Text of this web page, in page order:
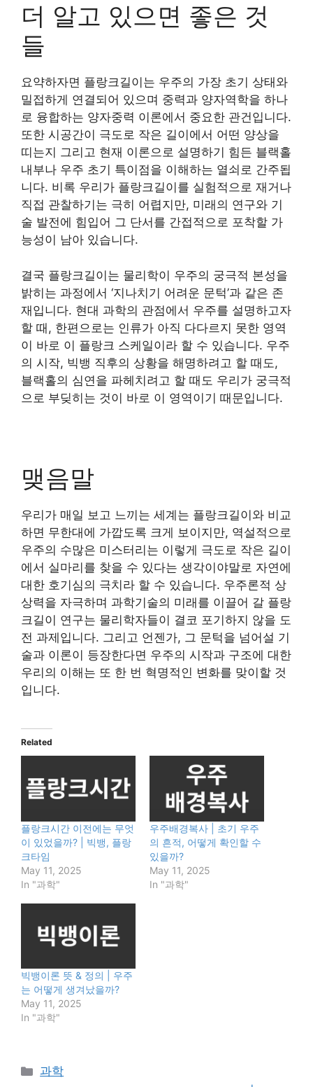
더 알고 있으면 좋은 것
들
요약하자면 플랑크길이는 우주의 가장 초기 상태와
밀접하게 연결되어 있으며 중력과 양자역학을 하나
로 융합하는 양자중력 이론에서 중요한 관건입니다.
또한 시공간이 극도로 작은 길이에서 어떤 양상을
띠는지 그리고 현재 이론으로 설명하기 힘든 블랙홀
내부나 우주 초기 특이점을 이해하는 열쇠로 간주됩
니다. 비록 우리가 플랑크길이를 실험적으로 재거나
직접 관찰하기는 극히 어렵지만, 미래의 연구와 기
술 발전에 힘입어 그 단서를 간접적으로 포착할 가
능성이 남아 있습니다.
결국 플랑크길이는 물리학이 우주의 궁극적 본성을
밝히는 과정에서 ‘지나치기 어려운 문턱’과 같은 존
재입니다. 현대 과학의 관점에서 우주를 설명하고자
할 때, 한편으로는 인류가 아직 다다르지 못한 영역
이 바로 이 플랑크 스케일이라 할 수 있습니다. 우주
의 시작, 빅뱅 직후의 상황을 해명하려고 할 때도,
블랙홀의 심연을 파헤치려고 할 때도 우리가 궁극적
으로 부딪히는 것이 바로 이 영역이기 때문입니다.
맺음말
우리가 매일 보고 느끼는 세계는 플랑크길이와 비교
하면 무한대에 가깝도록 크게 보이지만, 역설적으로
우주의 수많은 미스터리는 이렇게 극도로 작은 길이
에서 실마리를 찾을 수 있다는 생각이야말로 자연에
대한 호기심의 극치라 할 수 있습니다. 우주론적 상
상력을 자극하며 과학기술의 미래를 이끌어 갈 플랑
크길이 연구는 물리학자들이 결코 포기하지 않을 도
전 과제입니다. 그리고 언젠가, 그 문턱을 넘어설 기
술과 이론이 등장한다면 우주의 시작과 구조에 대한
우리의 이해는 또 한 번 혁명적인 변화를 맞이할 것
입니다.
Related
플랑크시간 이전에는 무엇
이 있었을까? | 빅뱅, 플랑
크타임
May 11, 2025
In "과학"
우주배경복사 | 초기 우주
의 흔적, 어떻게 확인할 수
있을까?
May 11, 2025
In "과학"
빅뱅이론 뜻 & 정의 | 우주
는 어떻게 생겨났을까?
May 11, 2025
In "과학"
Categories
과학